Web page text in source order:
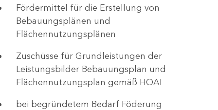
Fördermittel für die Erstellung von
Bebauungsplänen und
Flächennutzungsplänen
Zuschüsse für Grundleistungen der
Leistungsbilder Bebauungsplan und
Flächennutzungsplan gemäß HOAI
bei begründetem Bedarf Föderung